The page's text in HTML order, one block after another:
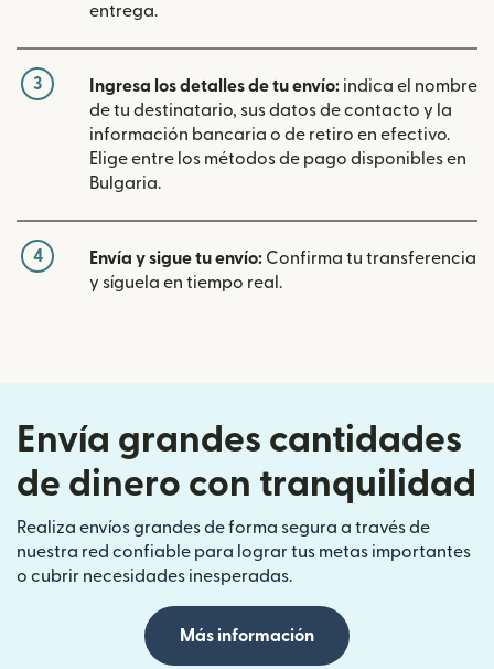
entrega.
3 Ingresa los detalles de tu envío: indica el nombre
de tu destinatario, sus datos de contacto y la
información bancaria o de retiro en efectivo.
Elige entre los métodos de pago disponibles en
Bulgaria.
4 Envía y sigue tu envío: Confirma tu transferencia
y síguela en tiempo real.
Envía grandes cantidades
de dinero con tranquilidad
Realiza envíos grandes de forma segura a través de
nuestra red confiable para lograr tus metas importantes
o cubrir necesidades inesperadas.
Más información